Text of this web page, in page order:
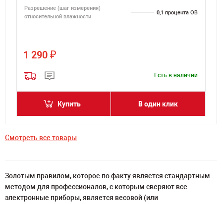
Разрешение (шаг измерения)
относительной влажности
0,1 процента ОВ
1 290 ₽
Есть в наличии
Купить В один клик
Смотреть все товары
Золотым правилом, которое по факту является стандартным
методом для профессионалов, с которым сверяют все
электронные приборы, является весовой (или